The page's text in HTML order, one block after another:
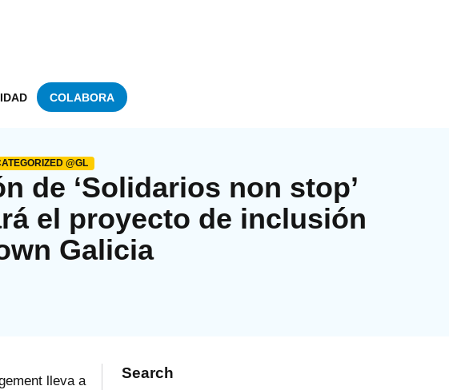
COLABORA
@GL
de ‘Solidarios non stop’
el proyecto de inclusión
Galicia
lleva a
Search